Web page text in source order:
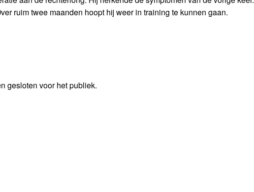
ruim twee maanden hoopt hij weer in training te kunnen gaan.
gesloten voor het publiek.